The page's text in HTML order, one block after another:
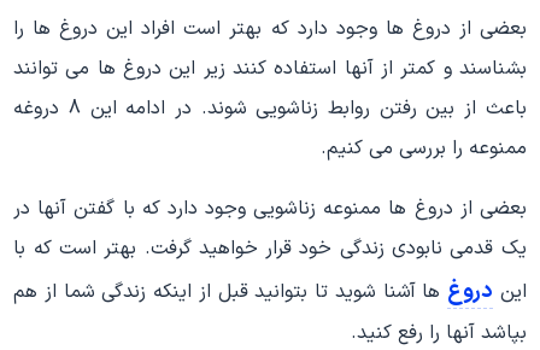
19,
2024
بعضی از دروغ ها وجود دارد که بهتر است افراد این دروغ ها را
بشناسند و کمتر از آنها استفاده کنند زیر این دروغ ها می توانند
باعث از بین رفتن روابط زناشویی شوند. در ادامه این 8 دروغه
ممنوعه را بررسی می کنیم.
بعضی از دروغ ها ممنوعه زناشویی وجود دارد که با گفتن آنها در
یک قدمی نابودی زندگی خود قرار خواهید گرفت. بهتر است که با
این دروغ ها آشنا شوید تا بتوانید قبل از اینکه زندگی شما از هم
بپاشد آنها را رفع کنید.